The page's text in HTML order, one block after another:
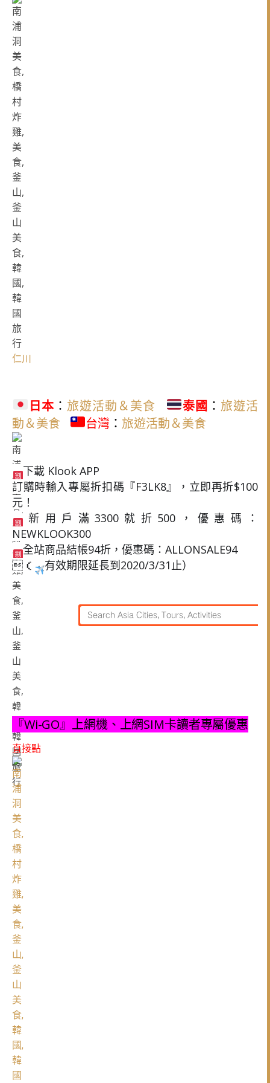
仁川
日本 ： 旅遊活動＆美食 泰國 ： 旅遊活
動＆美食
台灣 ： 旅遊活動＆美食
下載 Klook APP
訂購時輸入專屬折扣碼『F3LK8』，立即再折$100
元！
新用戶滿3300就折500，優惠碼：
NEWKLOOK300
全站商品結帳94折，優惠碼：ALLONSALE94
（
有效期限延長到2020/3/31止）
『Wi-GO』上網機、上網SIM卡讀者專屬優惠
直接點